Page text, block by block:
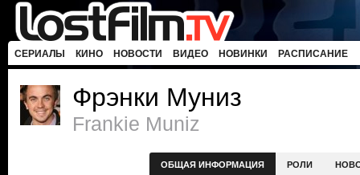
СЕРИАЛЫ КИНО НОВОСТИ ВИДЕО НОВИНКИ РАСПИСАНИЕ
Фрэнки Муниз
Frankie Muniz
ОБЩАЯ ИНФОРМАЦИЯ РОЛИ